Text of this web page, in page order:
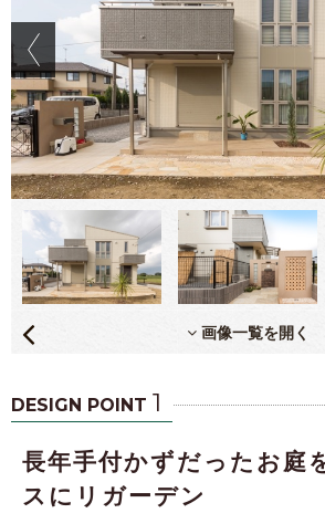
画像一覧を開く
DESIGN POINT 1
長年手付かずだったお庭
スにリガーデン